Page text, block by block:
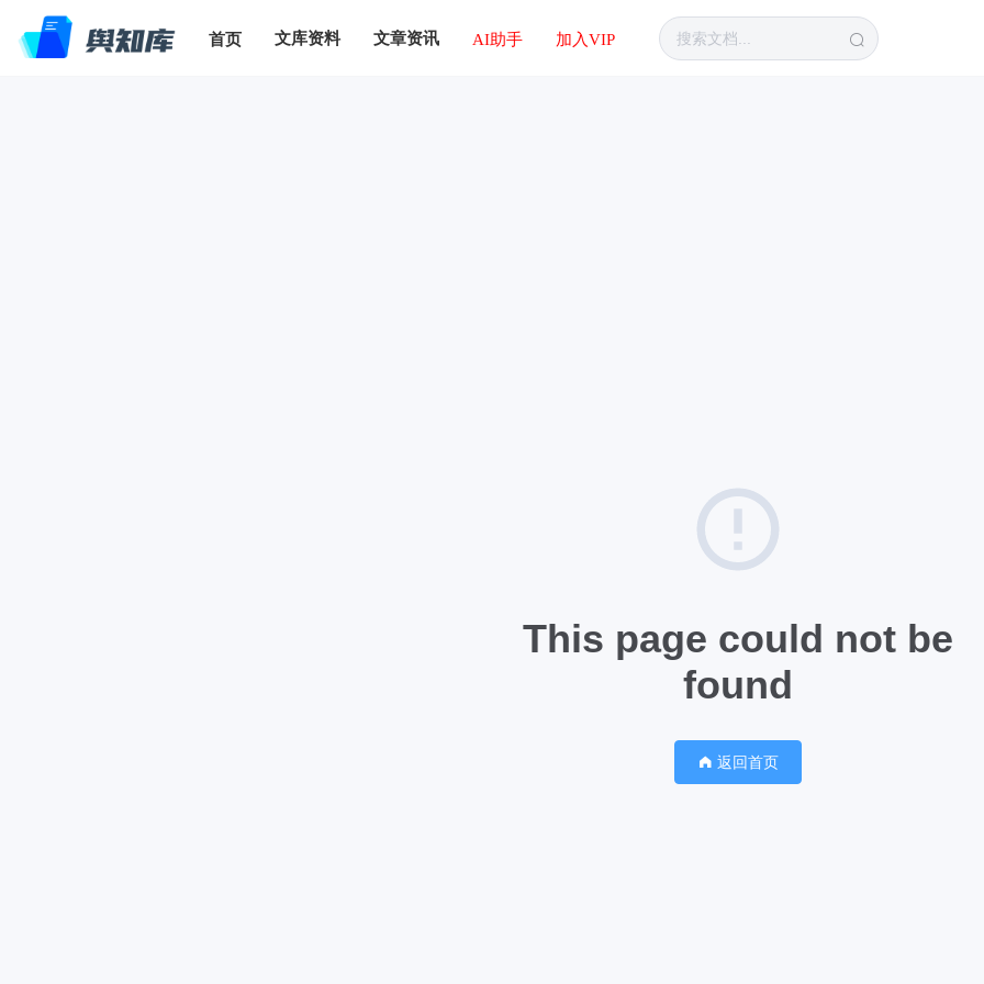
首页 文库资料 文章资讯 AI助手 加入VIP
This page could not be
found
返回首页